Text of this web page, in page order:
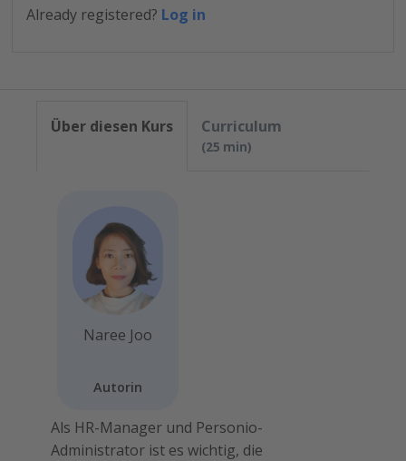
Already registered? Log in
Über diesen Kurs
Naree Joo
Autorin
Als HR-Manager und Personio-
Administrator ist es wichtig, die
Curriculum
25 min